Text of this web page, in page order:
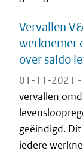
Vervallen
werknemer
over saldo
01-11-2021 -
vervallen
geëindigd.
iedere